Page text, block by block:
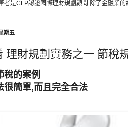
是CFP認證國際理財規劃顧問 除了金融業
期五
理財規劃實務之一 節稅
稅的案例
很簡單,而且完全合法